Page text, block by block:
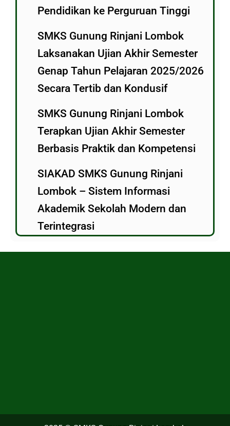
Pendidikan ke Perguruan Tinggi
SMKS Gunung Rinjani Lombok
Laksanakan Ujian Akhir Semester
Genap Tahun Pelajaran 2025/2026
Secara Tertib dan Kondusif
SMKS Gunung Rinjani Lombok
Terapkan Ujian Akhir Semester
Berbasis Praktik dan Kompetensi
SIAKAD SMKS Gunung Rinjani
Lombok – Sistem Informasi
Akademik Sekolah Modern dan
Terintegrasi